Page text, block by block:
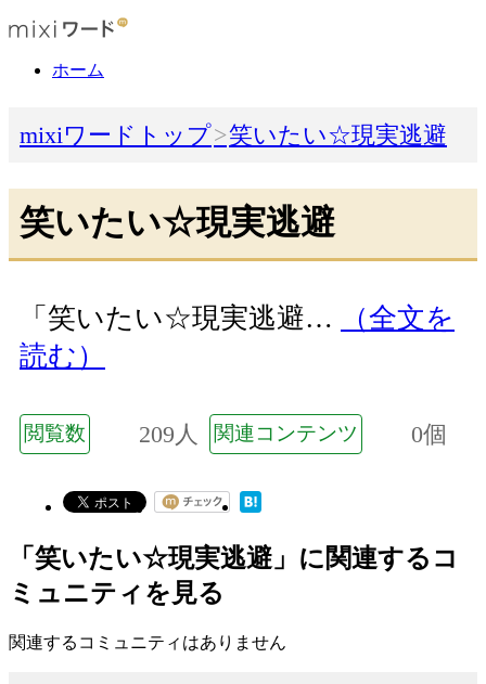
ホーム
mixiワードトップ 笑いたい☆現実逃避
笑いたい☆現実逃避
「笑いたい☆現実逃避…
（全文を
読む）
閲覧数 209人 関連コンテンツ 0個
「笑いたい☆現実逃避」に関連するコ
ミュニティを見る
関連するコミュニティはありません